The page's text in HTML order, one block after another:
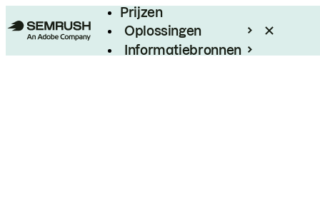
Prijzen
Oplossingen
Informatiebronnen